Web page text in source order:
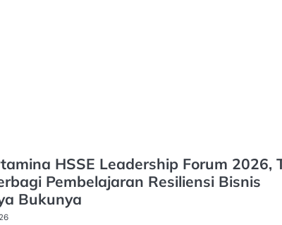
HSSE Leadership Forum 2026,
Pembelajaran Resiliensi Bisnis
Bukunya